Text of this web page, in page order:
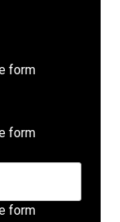
form
form
form